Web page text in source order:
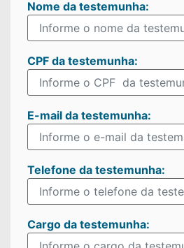
Nome da testemunha:
CPF da testemunha:
E-mail da testemunha:
Telefone da testemunha:
Cargo da testemunha: